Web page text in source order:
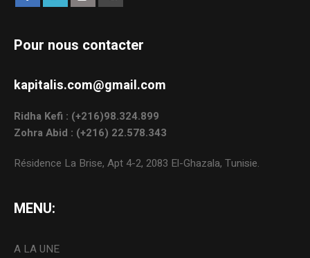
Pour nous contacter
kapitalis.com@gmail.com
Ridha Kefi : (+216)98.324.899
Zohra Abid : (+216) 22.578.343
Résidence La Brise, Apt 4-2, 2083 El-Ghazala, Tunisie.
MENU:
A LA UNE